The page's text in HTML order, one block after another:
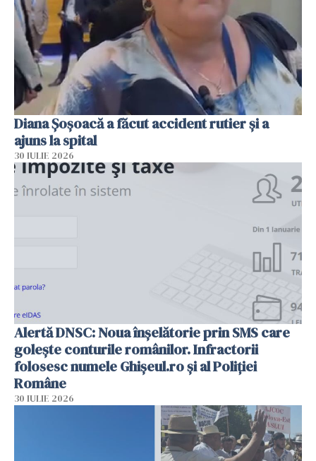
Diana Șoșoacă a făcut accident rutier și a
ajuns la spital
30 IULIE 2026
Alertă DNSC: Noua înșelătorie prin SMS care
golește conturile românilor. Infractorii
folosesc numele Ghișeul.ro și al Poliției
Române
30 IULIE 2026